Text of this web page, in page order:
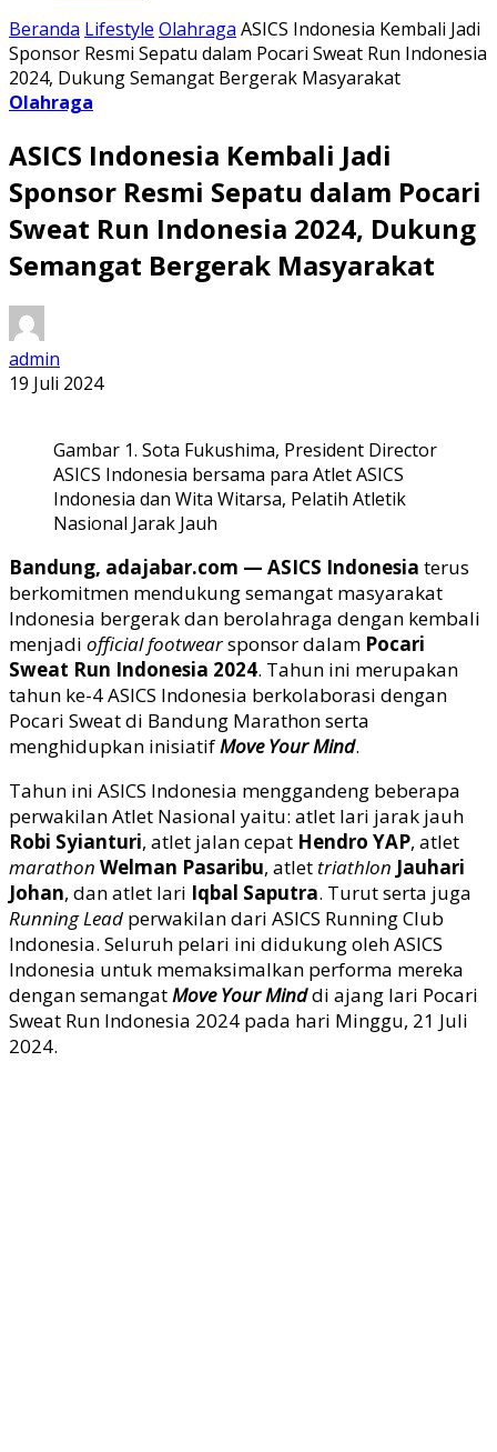
Beranda Lifestyle Olahraga ASICS Indonesia Kembali Jadi
Sponsor Resmi Sepatu dalam Pocari Sweat Run Indonesia
2024, Dukung Semangat Bergerak Masyarakat
Olahraga
ASICS Indonesia Kembali Jadi
Sponsor Resmi Sepatu dalam Pocari
Sweat Run Indonesia 2024, Dukung
Semangat Bergerak Masyarakat
admin
19 Juli 2024
Gambar 1. Sota Fukushima, President Director
ASICS Indonesia bersama para Atlet ASICS
Indonesia dan Wita Witarsa, Pelatih Atletik
Nasional Jarak Jauh
Bandung, adajabar.com — ASICS Indonesia terus
berkomitmen mendukung semangat masyarakat
Indonesia bergerak dan berolahraga dengan kembali
menjadi official footwearsponsor dalam Pocari
Sweat Run Indonesia 2024. Tahun ini merupakan
tahun ke-4 ASICS Indonesia berkolaborasi dengan
Pocari Sweat di Bandung Marathon serta
menghidupkan inisiatifMove Your Mind.
Tahun ini ASICS Indonesia menggandeng beberapa
perwakilan Atlet Nasional yaitu: atlet lari jarak jauh
Robi Syianturi, atlet jalan cepat Hendro YAP, atlet
marathon Welman Pasaribu, atlet triathlon Jauhari
Johan, dan atlet lari Iqbal Saputra. Turut serta juga
Running Lead perwakilan dari ASICS Running Club
Indonesia. Seluruh pelari ini didukung oleh ASICS
Indonesia untuk memaksimalkan performa mereka
dengan semangatMove Your Minddi ajang lari Pocari
Sweat Run Indonesia 2024 pada hari Minggu, 21 Juli
2024.